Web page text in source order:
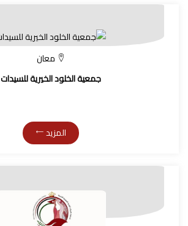
معان
جمعية الخلود الخيرية للسيدات
المزيد